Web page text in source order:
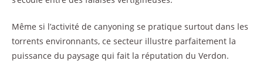
Même si l’activité de canyoning se pratique surtout dans les
torrents environnants, ce secteur illustre parfaitement la
puissance du paysage qui fait la réputation du Verdon.